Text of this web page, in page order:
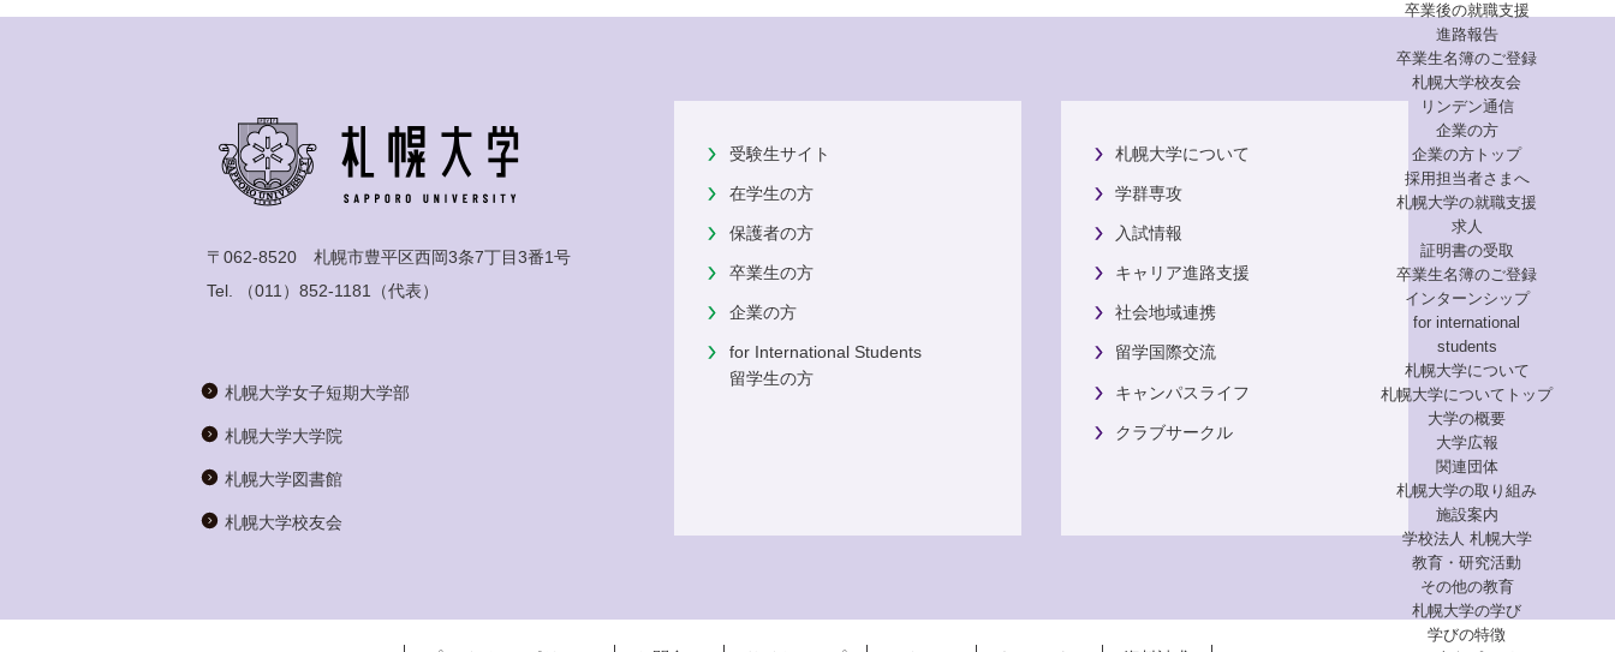
卒業後の就職支援
進路報告
卒業生名簿のご登録
札幌大学校友会
リンデン通信
企業の方
企業の方トップ
採用担当者さまへ
札幌大学の就職支援
求人
証明書の受取
卒業生名簿のご登録
インターンシップ
for international
students
札幌大学について
札幌大学についてトップ
大学の概要
大学広報
関連団体
札幌大学の取り組み
施設案内
学校法人 札幌大学
教育・研究活動
その他の教育
札幌大学の学び
学びの特徴
〒062-8520 札幌市豊平区西岡3条7丁目3番1号
Tel.
（011）852-1181 （代表）
札幌大学女子短期大学部
札幌大学大学院
札幌大学図書館
札幌大学校友会
受験生サイト
在学生の方
保護者の方
卒業生の方
企業の方
for International Students
留学生の方
札幌大学について
学群専攻
入試情報
キャリア進路支援
社会地域連携
留学国際交流
キャンパスライフ
クラブサークル